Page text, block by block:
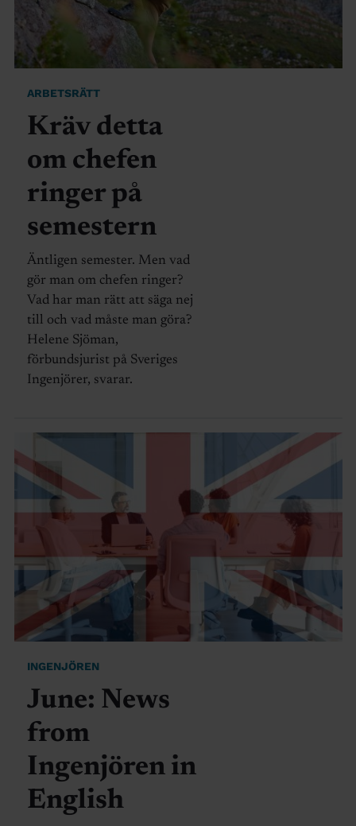
ARBETSRÄTT
Kräv detta
om chefen
ringer på
semestern
Äntligen semester. Men vad
gör man om chefen ringer?
Vad har man rätt att säga nej
till och vad måste man göra?
Helene Sjöman,
förbundsjurist på Sveriges
Ingenjörer, svarar.
INGENJÖREN
June: News
from
Ingenjören in
English